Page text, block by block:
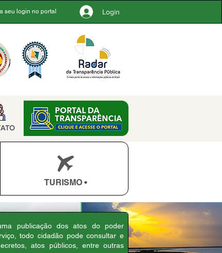
seu login no portal Login
TURISMO •
publicação dos atos do poder
todo cidadão pode consultar e
atos públicos, entre outras